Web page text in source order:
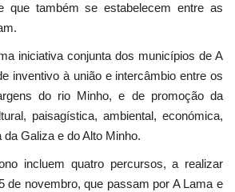
que também se estabelecem entre as
iniciativa conjunta dos municípios de A
inventivo à união e intercâmbio entre os
do rio Minho, e de promoção da
paisagística, ambiental, económica,
Galiza e do Alto Minho.
incluem quatro percursos, a realizar
de novembro, que passam por A Lama e